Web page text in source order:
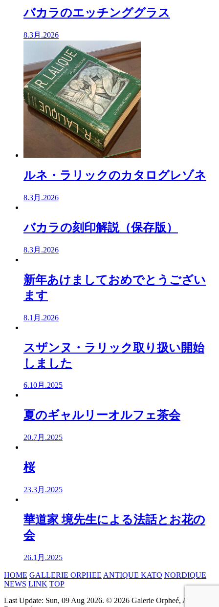
バカラのエッチンググラス
8.3月.2026
ルネ・ラリックのカタログレゾネ
8.3月.2026
バカラの刻印解説（保存版）
8.3月.2026
新年あけましておめでとうござい
ます
8.1月.2026
スザンヌ・ラリック取り扱い開始
しました
6.10月.2025
夏のギャルリーオルフェ茶会
20.7月.2025
桜
23.3月.2025
華道家 境先生による法話とお花の
会
26.1月.2025
HOME GALLERIE ORPHEE ANTIQUE KATO NORDIQUE
NEWS LINK TOP
Last Update: Sun, 09 Aug 2026. © 2026 Galerie Orpheé, All rights